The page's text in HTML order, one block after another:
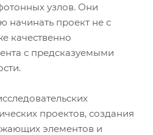
узлов. Они
начинать проект не с
качественно
с предсказуемыми
проектов, создания
элементов и